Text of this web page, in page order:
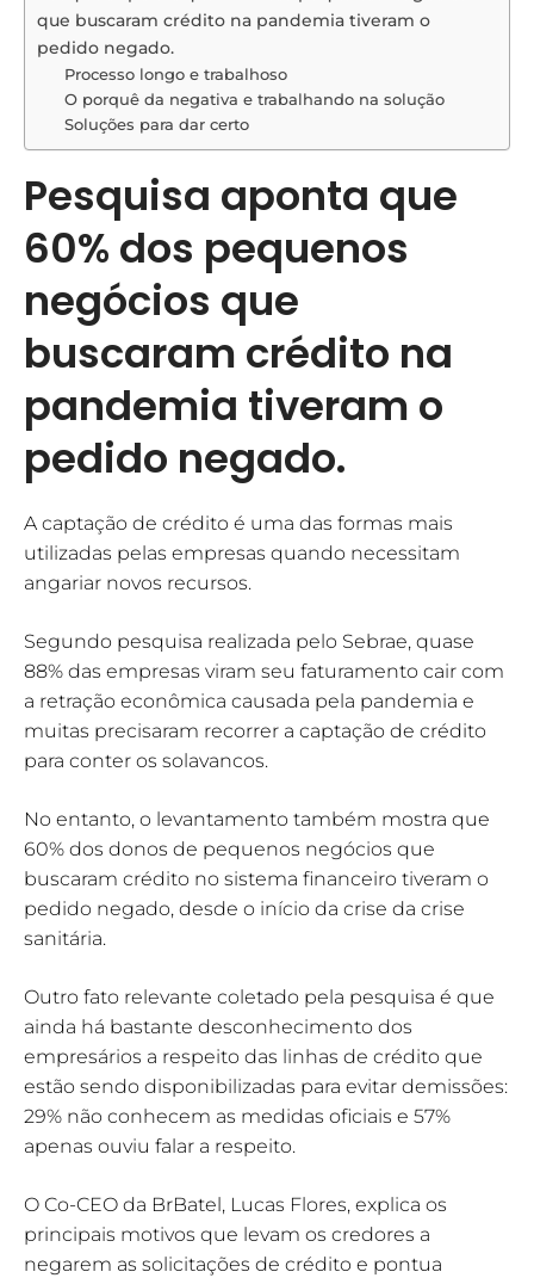
que buscaram crédito na pandemia tiveram o
pedido negado.
Processo longo e trabalhoso
O porquê da negativa e trabalhando na solução
Soluções para dar certo
Pesquisa aponta que
60% dos pequenos
negócios que
buscaram crédito na
pandemia tiveram o
pedido negado.
A captação de crédito é uma das formas mais
utilizadas pelas empresas quando necessitam
angariar novos recursos.
Segundo pesquisa realizada pelo Sebrae, quase
88% das empresas viram seu faturamento cair com
a retração econômica causada pela pandemia e
muitas precisaram recorrer a captação de crédito
para conter os solavancos.
No entanto, o levantamento também mostra que
60% dos donos de pequenos negócios que
buscaram crédito no sistema financeiro tiveram o
pedido negado, desde o início da crise da crise
sanitária.
Outro fato relevante coletado pela pesquisa é que
ainda há bastante desconhecimento dos
empresários a respeito das linhas de crédito que
estão sendo disponibilizadas para evitar demissões:
29% não conhecem as medidas oficiais e 57%
apenas ouviu falar a respeito.
O Co-CEO da BrBatel, Lucas Flores, explica os
principais motivos que levam os credores a
negarem as solicitações de crédito e pontua